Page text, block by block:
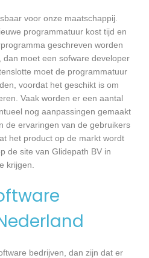
voor onze maatschappij.
programmatuur kost tijd en
geschreven worden
dan moet een sofware developer
moet de programmatuur
voordat het geschikt is om
Vaak worden er een aantal
nog aanpassingen gemaakt
de ervaringen van de gebruikers
het product op de markt wordt
de site van Glidepath BV in
krijgen.
bedrijven, dan zijn dat er